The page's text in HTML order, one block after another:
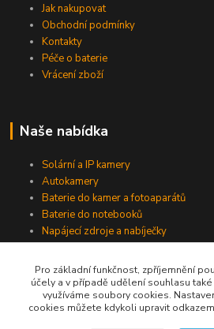
Jak nakupovat
Obchodní podmínky
Kontakty
Péče o baterie
Vrácení zboží
Naše nabídka
Solární a IP kamery
Autokamery
Baterie do kamer a fotoaparátů
Baterie do notebooků
Napájecí zdroje a nabíječky
Jsme na Facebooku
Pro základní funkčnost, zpříjemnění
účely a v případě udělení souhlasu
využíváme soubory cookies.
cookies můžete kdykoli upravit